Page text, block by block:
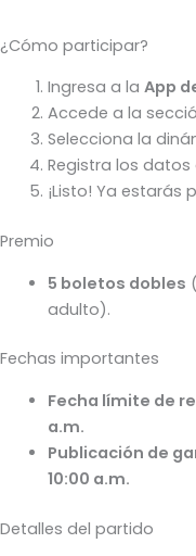
¿Cómo participar?
Ingresa a la App
Accede a la
Selecciona la
Registra los
¡Listo! Ya estarás
Premio
5 boletos dobles
adulto).
Fechas importantes
Fecha límite de
a.m.
Publicación de
10:00 a.m.
Detalles del partido